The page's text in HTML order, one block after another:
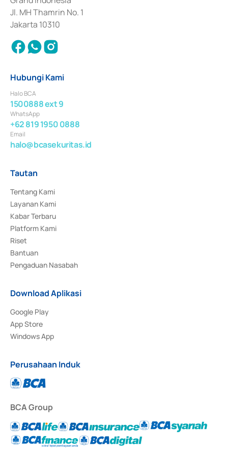
Jl. MH Thamrin No. 1
Jakarta 10310
Hubungi Kami
Halo BCA
1500888 ext 9
WhatsApp
+62 819 1950 0888
Email
halo@bcasekuritas.id
Tautan
Tentang Kami
Layanan Kami
Kabar Terbaru
Platform Kami
Riset
Bantuan
Pengaduan Nasabah
Download Aplikasi
Google Play
App Store
Windows App
Perusahaan Induk
BCA Group